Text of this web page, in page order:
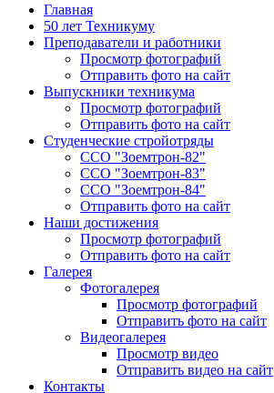
Главная
50 лет Техникуму
Преподаватели и работники
Просмотр фотографий
Отправить фото на сайт
Выпускники техникума
Просмотр фотографий
Отправить фото на сайт
Студенческие стройотряды
ССО "Зоемтрон-82"
ССО "Зоемтрон-83"
ССО "Зоемтрон-84"
Отправить фото на сайт
Наши достижения
Просмотр фотографий
Отправить фото на сайт
Галерея
Фотогалерея
Просмотр фотографий
Отправить фото на сайт
Видеогалерея
Просмотр видео
Отправить видео на сайт
Контакты